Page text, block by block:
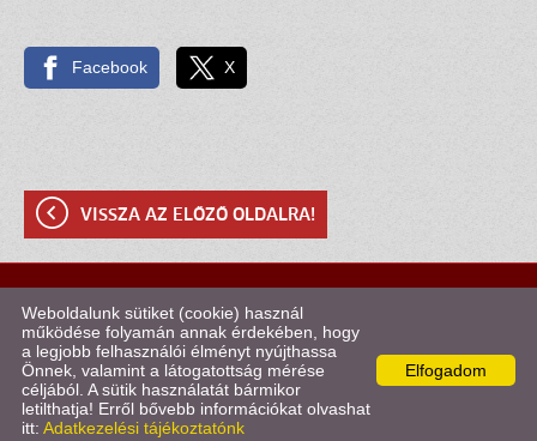
Facebook X
VISSZA AZ ELŐZŐ OLDALRA!
© 2026 - Kötélugró Klub Szombathely
Oldal információklAdatkezelési tájékoztatólImpresszum
Elfogadom
Weboldalunk sütiket (cookie) használ
működése folyamán annak érdekében, hogy
a legjobb felhasználói élményt nyújthassa
Önnek, valamint a látogatottság mérése
céljából. A sütik használatát bármikor
letilthatja! Erről bővebb információkat olvashat
itt: Adatkezelési tájékoztatónk